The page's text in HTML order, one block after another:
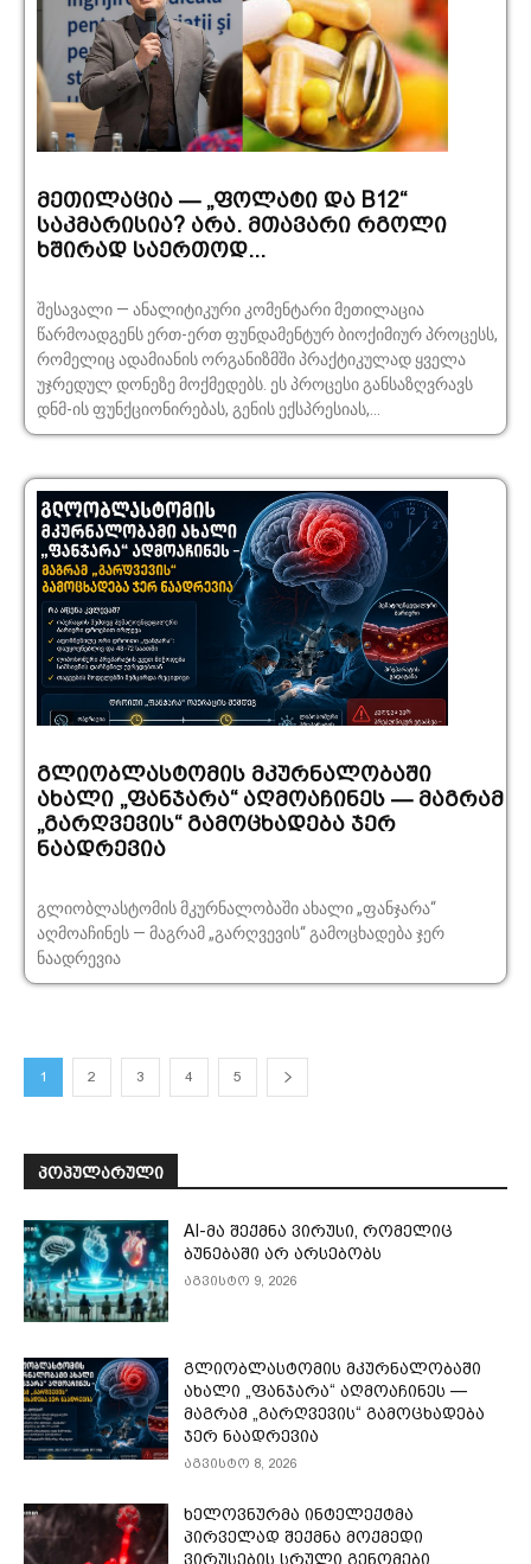
მეთილაცია — „ფოლატი და B12“
საკმარისია? არა. მთავარი რგოლი
ხშირად საერთოდ...
შესავალი — ანალიტიკური კომენტარი მეთილაცია
წარმოადგენს ერთ-ერთ ფუნდამენტურ ბიოქიმიურ პროცესს,
რომელიც ადამიანის ორგანიზმში პრაქტიკულად ყველა
უჯრედულ დონეზე მოქმედებს. ეს პროცესი განსაზღვრავს
დნმ-ის ფუნქციონირებას, გენის ექსპრესიას,...
გლიობლასტომის მკურნალობაში
ახალი „ფანჯარა“ აღმოაჩინეს — მაგრამ
„გარღვევის“ გამოცხადება ჯერ
ნაადრევია
გლიობლასტომის მკურნალობაში ახალი „ფანჯარა“
აღმოაჩინეს — მაგრამ „გარღვევის“ გამოცხადება ჯერ
ნაადრევია
1 2 3 4 5
ᲞᲝᲞᲣᲚᲐᲠᲣᲚᲘ
AI-მა შექმნა ვირუსი, რომელიც
ბუნებაში არ არსებობს
აგვისტო 9, 2026
გლიობლასტომის მკურნალობაში
ახალი „ფანჯარა“ აღმოაჩინეს —
მაგრამ „გარღვევის“ გამოცხადება
ჯერ ნაადრევია
აგვისტო 8, 2026
ხელოვნურმა ინტელექტმა
პირველად შექმნა მოქმედი
ვირუსების სრული გენომები